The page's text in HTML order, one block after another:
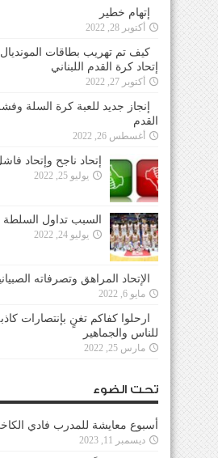
إتهام خطير
أكتوبر 28, 2022
كيف تم تهريب بطاقات المونديال
إتحاد كرة القدم اللبناني
أكتوبر 27, 2022
إنجاز جديد للعبة كرة السلة
القدم
أغسطس 26, 2022
إتحاد ناجح وإتحاد
يوليو 25, 2022
السبب تداول السلطة
يوليو 24, 2022
الإتحاد المراهق وتصرفاته
مايو 6, 2022
ارحلوا كفاكم تغنٍ بإنتصارات
للناس والجماهير
مارس 25, 2022
تحت الضوء
أسبوع معايشة للمدرب فادي
ديسمبر 11, 2023